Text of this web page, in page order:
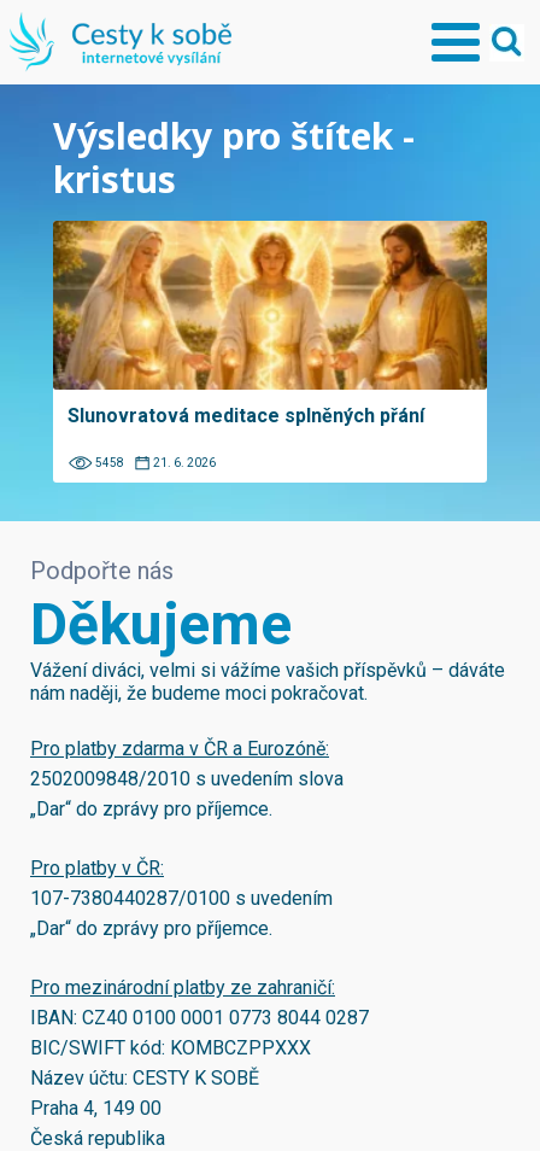
Výsledky pro štítek -
kristus
Slunovratová meditace splněných přání
5458 21. 6. 2026
Podpořte nás
Děkujeme
Vážení diváci, velmi si vážíme vašich příspěvků – dáváte
nám naději, že budeme moci pokračovat.
Pro platby zdarma v ČR a Eurozóně:
2502009848/2010 s uvedením slova
„Dar“ do zprávy pro příjemce.
Pro platby v ČR:
107-7380440287/0100 s uvedením
„Dar“ do zprávy pro příjemce.
Pro mezinárodní platby ze zahraničí:
IBAN: CZ40 0100 0001 0773 8044 0287
BIC/SWIFT kód: KOMBCZPPXXX
Název účtu: CESTY K SOBĚ
Praha 4, 149 00
Česká republika